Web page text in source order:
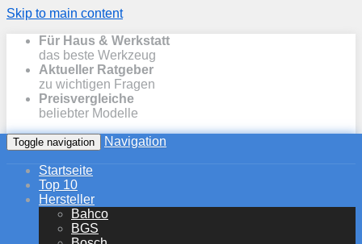
Skip to main content
Für Haus & Werkstatt
das beste Werkzeug
Aktueller Ratgeber
zu wichtigen Fragen
Preisvergleiche
beliebter Modelle
Toggle navigation Navigation
Startseite
Top 10
Hersteller
Bahco
BGS